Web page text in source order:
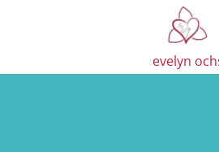
evelyn